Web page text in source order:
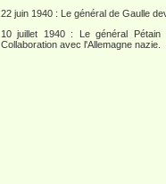
22 juin 1940 : Le général de Gaulle
10 juillet 1940 : Le général
Collaboration avec l'Allemagne nazie.